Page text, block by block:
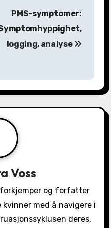
PMS-symptomer:
logging, analyse
Voss
og forfatter
med å navigere i
deres.